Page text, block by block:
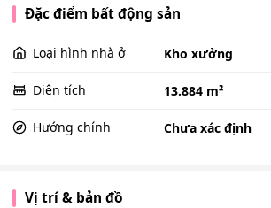
Đặc điểm bất động sản
Loại hình nhà ở Kho xưởng
Diện tích 13.884 m²
Hướng chính Chưa xác định
Vị trí & bản đồ